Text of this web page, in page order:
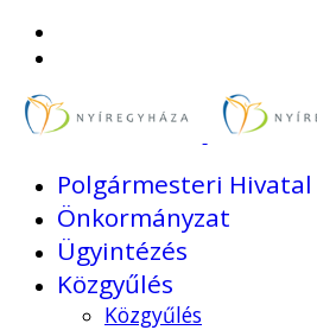
Polgármesteri Hivatal
Önkormányzat
Ügyintézés
Közgyűlés
Közgyűlés